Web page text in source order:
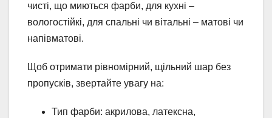
чисті, що миються фарби, для кухні –
вологостійкі, для спальні чи вітальні – матові чи
напівматові.
Щоб отримати рівномірний, щільний шар без
пропусків, звертайте увагу на:
Тип фарби: акрилова, латексна,